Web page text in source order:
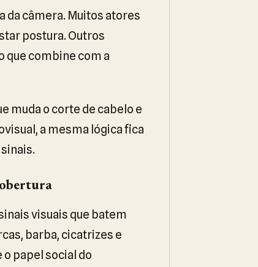
da câmera. Muitos atores
postura. Outros
que combine com a
muda o corte de cabelo e
a mesma lógica fica
visuais que batem
barba, cicatrizes e
papel social do